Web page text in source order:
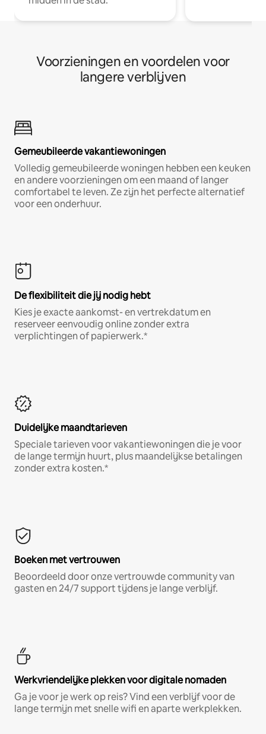
Voorzieningen en voordelen voor
langere verblijven
Gemeubileerde vakantiewoningen
Volledig gemeubileerde woningen hebben een keuken
en andere voorzieningen om een maand of langer
comfortabel te leven. Ze zijn het perfecte alternatief
voor een onderhuur.
De flexibiliteit die jij nodig hebt
Kies je exacte aankomst- en vertrekdatum en
reserveer eenvoudig online zonder extra
verplichtingen of papierwerk.*
Duidelijke maandtarieven
Speciale tarieven voor vakantiewoningen die je voor
de lange termijn huurt, plus maandelijkse betalingen
zonder extra kosten.*
Boeken met vertrouwen
Beoordeeld door onze vertrouwde community van
gasten en 24/7 support tijdens je lange verblijf.
Werkvriendelijke plekken voor digitale nomaden
Ga je voor je werk op reis? Vind een verblijf voor de
lange termijn met snelle wifi en aparte werkplekken.